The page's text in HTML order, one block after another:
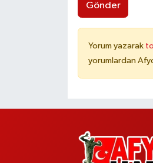
Gönder
Yorum yazarak
yorumlardan